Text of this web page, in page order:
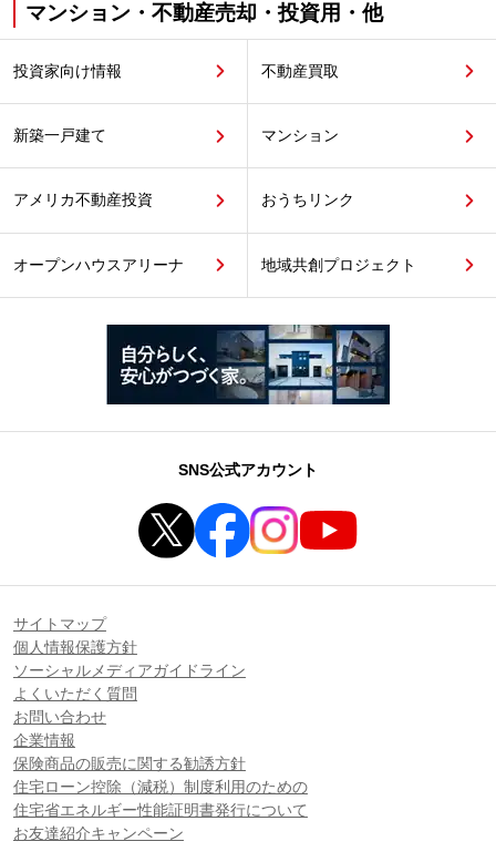
マンション・不動産売却・投資用・他
投資家向け情報 不動産買取
新築一戸建て マンション
アメリカ不動産投資 おうちリンク
オープンハウスアリーナ 地域共創プロジェクト
SNS公式アカウント
サイトマップ
個人情報保護方針
ソーシャルメディアガイドライン
よくいただく質問
お問い合わせ
企業情報
保険商品の販売に関する勧誘方針
住宅ローン控除（減税）制度利用のための
住宅省エネルギー性能証明書発行について
お友達紹介キャンペーン